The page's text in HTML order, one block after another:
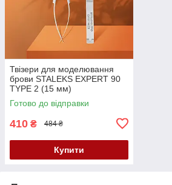
Твізери для моделювання
брови STALEKS EXPERT 90
TYPE 2 (15 мм)
Готово до відправки
410 ₴ 484 ₴
Купити